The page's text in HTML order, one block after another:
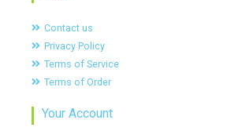
Contact us
Privacy Policy
Terms of Service
Terms of Order
Your Account